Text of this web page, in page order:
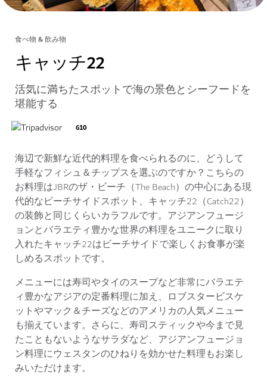
食べ物 & 飲み物
キャッチ22
活気に満ちたスポットで海の景色とシーフードを
堪能する
610
海辺で新鮮な近代的料理を食べられるのに、どうして
手軽なフィシュ＆チップスを選ぶのですか？こちらの
お料理はJBRのザ・ビーチ（The Beach）の中心にある現
代的なビーチサイドスポット、キャッチ22（Catch22）
の装飾と同じくらいカラフルです。アジアンフュージ
ョンとバラエティ豊かな世界の料理をユニークに取り
入れたキャッチ22はビーチサイドで楽しくお食事が楽
しめるスポットです。
メニューには寿司やタイのスープなど非常にバラエテ
ィ豊かなアジアの定番料理に加え、ロブスタービスケ
ットやマック＆チーズなどのアメリカの人気メニュー
も揃えています。さらに、寿司スティックや今まで見
たこともないようなサラダなど、アジアンフュージョ
ン料理にウェスタンのひねりを効かせた料理もお楽し
みいただけます。